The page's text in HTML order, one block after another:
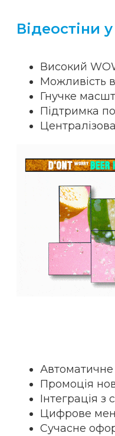
Відеостіни
Високий
Можливість
Гнучке
Підтримка
Автоматичне
Промоція
Інтеграція
Цифрове
Сучасне